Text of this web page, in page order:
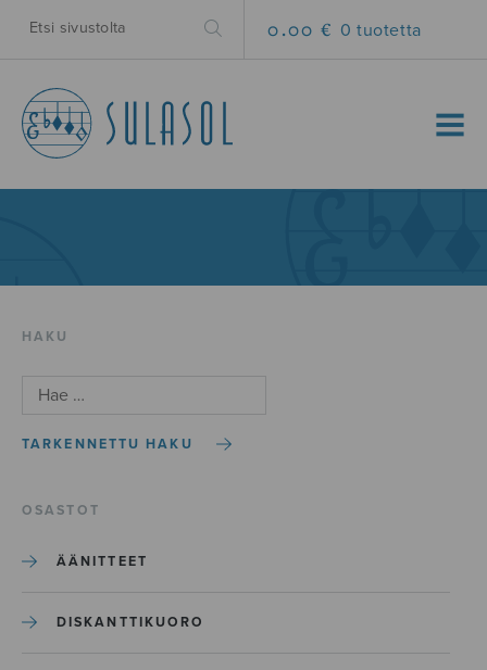
0.00 € 0 tuotetta
MENU
HAKU
TARKENNETTU HAKU
OSASTOT
ÄÄNITTEET
DISKANTTIKUORO